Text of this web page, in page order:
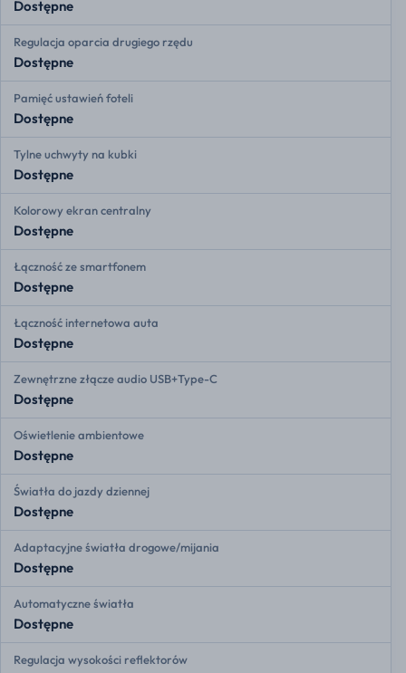
Dostępne
Regulacja oparcia drugiego rzędu
Dostępne
Pamięć ustawień foteli
Dostępne
Tylne uchwyty na kubki
Dostępne
Kolorowy ekran centralny
Dostępne
Łączność ze smartfonem
Dostępne
Łączność internetowa auta
Dostępne
Zewnętrzne złącze audio USB+Type-C
Dostępne
Oświetlenie ambientowe
Dostępne
Światła do jazdy dziennej
Dostępne
Adaptacyjne światła drogowe/mijania
Dostępne
Automatyczne światła
Dostępne
Regulacja wysokości reflektorów